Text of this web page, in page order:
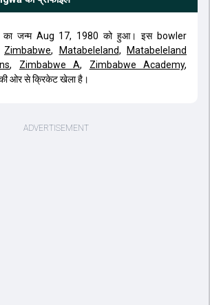
का जन्म Aug 17, 1980 को हुआ। इस bowler
Zimbabwe, Matabeleland,
Matabeleland
, Zimbabwe A, Zimbabwe Academy,
ओर से क्रिकेट खेला है।